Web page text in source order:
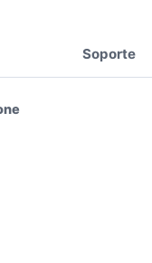
Soporte